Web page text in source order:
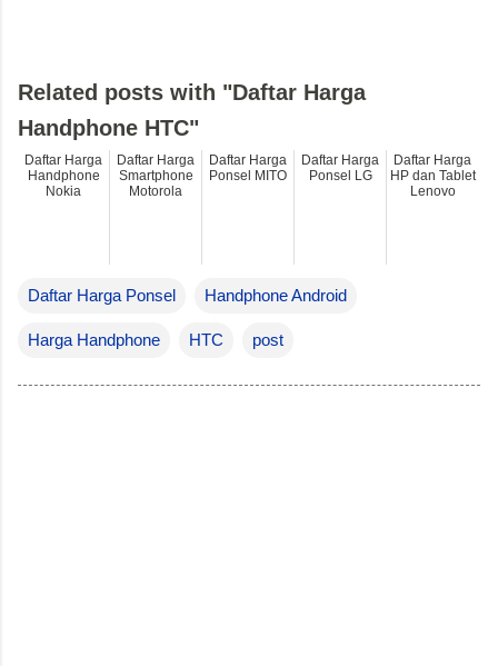
Daftar Harga Ponsel Handphone Android
Harga Handphone HTC post
Related posts with "Daftar Harga
Handphone HTC"
Daftar Harga
Handphone
Nokia
Daftar Harga
Smartphone
Motorola
Daftar Harga
Ponsel MITO
Daftar Harga
Ponsel LG
Daftar Harga
HP dan Tablet
Lenovo